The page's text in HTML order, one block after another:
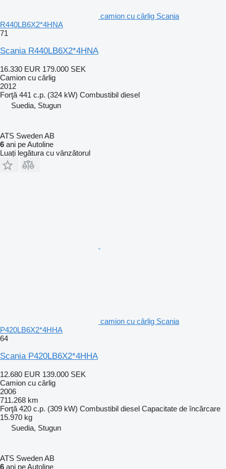
camion cu cârlig Scania
R440LB6X2*4HNA
71
Scania R440LB6X2*4HNA
16.330 EUR 179.000 SEK
Camion cu cârlig
2012
Forţă 441 c.p. (324 kW) Combustibil diesel
Suedia, Stugun
ATS Sweden AB
6 ani pe Autoline
Luați legătura cu vânzătorul
camion cu cârlig Scania
P420LB6X2*4HHA
64
Scania P420LB6X2*4HHA
12.680 EUR 139.000 SEK
Camion cu cârlig
2006
711.268 km
Forţă 420 c.p. (309 kW) Combustibil diesel Capacitate de încărcare
15.970 kg
Suedia, Stugun
ATS Sweden AB
6 ani pe Autoline